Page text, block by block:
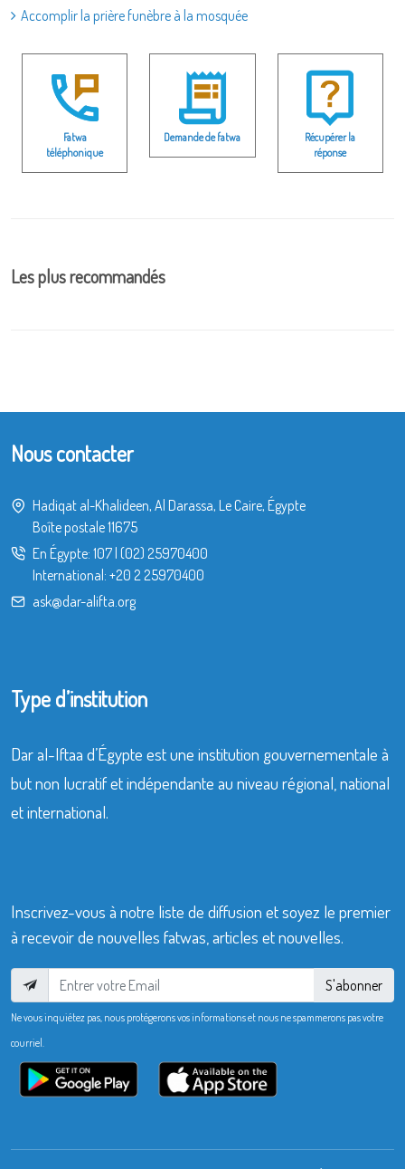
Accomplir la prière funèbre à la mosquée
Fatwa
téléphonique
Demande de fatwa
Récupérer la
réponse
Les plus recommandés
Nous contacter
Hadiqat al-Khalideen, Al Darassa, Le Caire, Égypte
Boîte postale 11675
En Égypte: 107| (02) 25970400
International: +20 2 25970400
ask@dar-alifta.org
Type d’institution
Dar al-Iftaa d’Égypte est une institution gouvernementale à
but non lucratif et indépendante au niveau régional, national
et international.
Inscrivez-vous à notre liste de diffusion et soyez le premier
à recevoir de nouvelles fatwas, articles et nouvelles.
S'abonner
Ne vous inquiétez pas, nous protégerons vos informations et nous ne spammerons pas votre
courriel.